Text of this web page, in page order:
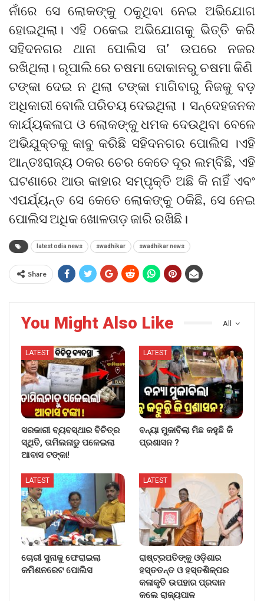
ନାଁରେ ସେ ଲୋକଙ୍କୁ ଠକୁଥିବା ନେଇ ଅଭିଯୋଗ
ହୋଇଥିଲା। ଏହି ଠକେଇ ଅଭିଯୋଗକୁ ଭିତ୍ତି କରି
ସହିଦନଗର ଥାନା ପୋଲିସ ତା’ ଉପରେ ନଜର
ରଖିଥିଲା। ରୂପାଲି ରେ ଚଷମା ଦୋକାନରୁ ଚଷମା କିଣି
ଟଙ୍କା ଦେଇ ନ ଥିଲା ଟଙ୍କା ମାଗିବାରୁ ନିଜକୁ ବଡ଼
ଅଧିକାରୀ ବୋଲି ପରିଚୟ ଦେଇଥିଲା । ସନ୍ଦେହଜନକ
କାର୍ଯ୍ୟକଳାପ ଓ ଲୋକଙ୍କୁ ଧମକ ଦେଉଥିବା ବେଳେ
ଅଭିଯୁକ୍ତକୁ କାବୁ କରିଛି ସହିଦନଗର ପୋଲିସ ।ଏହି
ଆନ୍ତଃରାଜ୍ୟ ଠକର ଚେର କେତେ ଦୂର ଲମ୍ବିଛି, ଏହି
ଘଟଣାରେ ଆଉ କାହାର ସମ୍ପୃକ୍ତି ଅଛି କି ନାହିଁ ଏବଂ
ଏପର୍ଯ୍ୟନ୍ତ ସେ କେତେ ଲୋକଙ୍କୁ ଠକିଛି, ସେ ନେଇ
ପୋଲିସ ଅଧିକ ଖୋଳତାଡ଼ ଜାରି ରଖିଛି।
latest odia news swadhikar swadhikar news
Share
All
You Might Also Like
LATEST
ସରକାରୀ ବ୍ୟବସ୍ଥାର ବିଚିତ୍ର
ସ୍ଥିତି, ତାମିଲନାଡୁ ପଳେଇଲା
ଆବାସ ଟଙ୍କା!
LATEST
ବନ୍ୟା ମୁକାବିଲା ମିଛ କହୁଛି କି
ପ୍ରଶାସନ ?
LATEST
ଚୋରୀ ସୁନାକୁ ଫେରାଇଲା
କମିଶନରେଟ ପୋଲିସ
LATEST
ରାଷ୍ଟ୍ରପତିଙ୍କୁ ଓଡ଼ିଶାର
ହସ୍ତତନ୍ତ ଓ ହସ୍ତଶିଳ୍ପର
କଳାକୃତି ଉପହାର ପ୍ରଦାନ
କଲେ ରାଜ୍ୟପାଳ